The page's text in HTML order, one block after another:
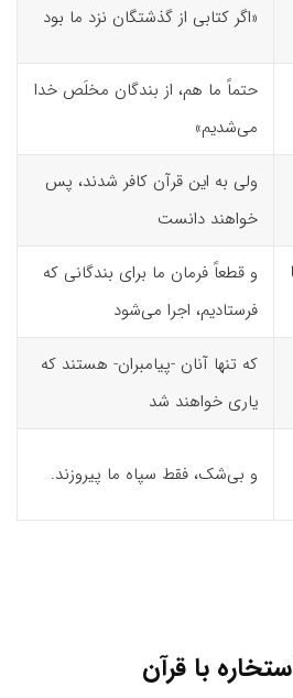
«اگر کتابی از گذشتگان نزد ما بود
حتماً ما هم، از بندگان مخلَص خدا
می‌شدیم»
ولی به این قرآن کافر شدند، پس
خواهند دانست
و قطعاً فرمان ما برای بندگانی که
فرستادیم، اجرا می‌شود
که تنها آنان -پیامبران- هستند که
یاری خواهند شد
و بی‌شک، فقط سپاه ما پیروزند.
با قرآن